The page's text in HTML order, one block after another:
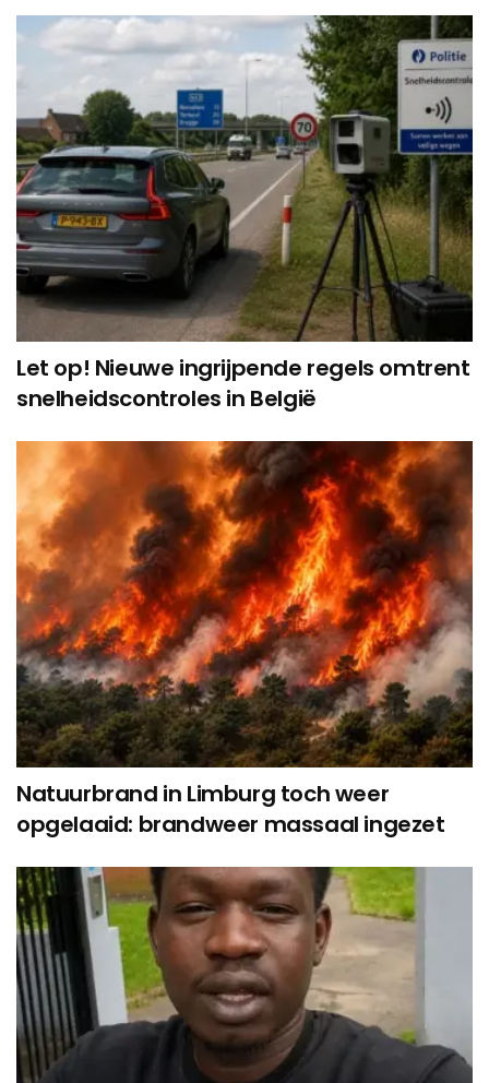
Let op! Nieuwe ingrijpende regels omtrent
snelheidscontroles in België
Natuurbrand in Limburg toch weer
opgelaaid: brandweer massaal ingezet